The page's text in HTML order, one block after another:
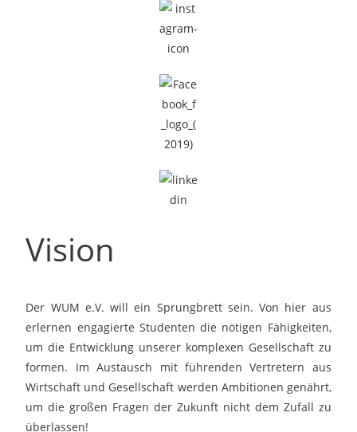
Vision
Der WUM e.V. will ein Sprungbrett sein. Von hier aus
erlernen engagierte Studenten die nötigen Fähigkeiten,
um die Entwicklung unserer komplexen Gesellschaft zu
formen. Im Austausch mit führenden Vertretern aus
Wirtschaft und Gesellschaft werden Ambitionen genährt,
um die großen Fragen der Zukunft nicht dem Zufall zu
überlassen!